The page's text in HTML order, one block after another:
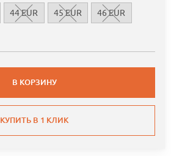
44 EUR 45 EUR 46 EUR
В КОРЗИНУ
КУПИТЬ В 1 КЛИК